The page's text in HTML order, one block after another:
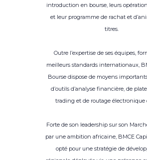
introduction en bourse, leurs
et leur programme de rachat et
titres.
Outre l’expertise de ses équipes,
meilleurs standards internationaux,
Bourse dispose de moyens
d’outils d’analyse financière, de
trading et de routage électronique
Forte de son leadership sur son
par une ambition africaine, BMCE
opté pour une stratégie de